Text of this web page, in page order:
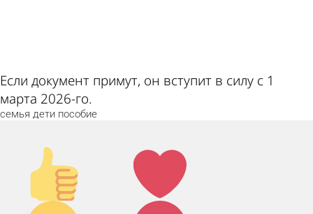
Если документ примут, он вступит в силу с 1
марта 2026-го.
семья дети пособие
Палец
вверх!
Лайк!
Дикий
Агрессия!